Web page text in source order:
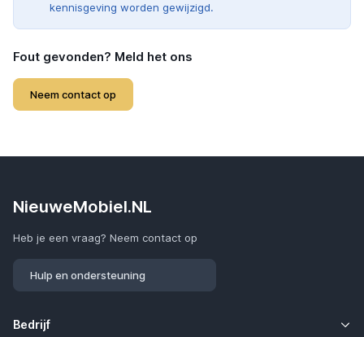
kennisgeving worden gewijzigd.
Fout gevonden? Meld het ons
Neem contact op
NieuweMobiel.NL
Heb je een vraag? Neem contact op
Hulp en ondersteuning
Bedrijf